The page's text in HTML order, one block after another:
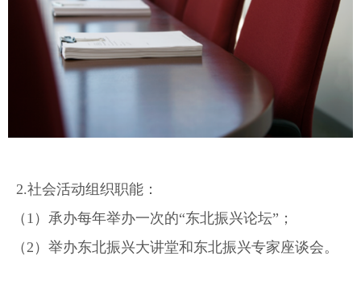
2.社会活动组织职能：
（1）承办每年举办一次的“东北振兴论坛”；
（2）举办东北振兴大讲堂和东北振兴专家座谈会。